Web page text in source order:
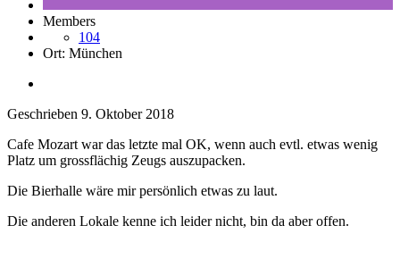
Members
104
Ort: München
Geschrieben 9. Oktober 2018
Cafe Mozart war das letzte mal OK, wenn auch evtl. etwas wenig
Platz um grossflächig Zeugs auszupacken.
Die Bierhalle wäre mir persönlich etwas zu laut.
Die anderen Lokale kenne ich leider nicht, bin da aber offen.